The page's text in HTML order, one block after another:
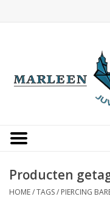
Occasions
Producten
HOME/TAGS/ PIERCING